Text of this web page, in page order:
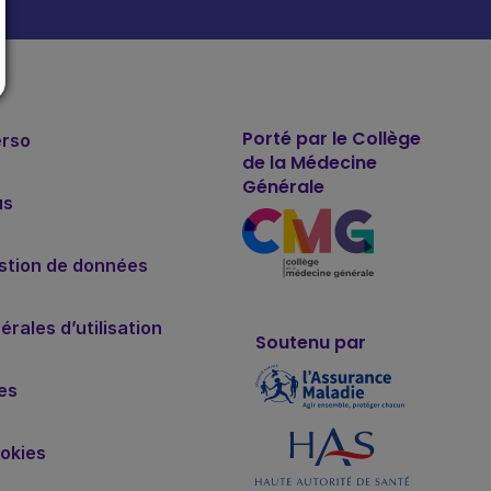
de données
d’utilisation
Porté par le Collège
de la Médecine
Générale
Soutenu par